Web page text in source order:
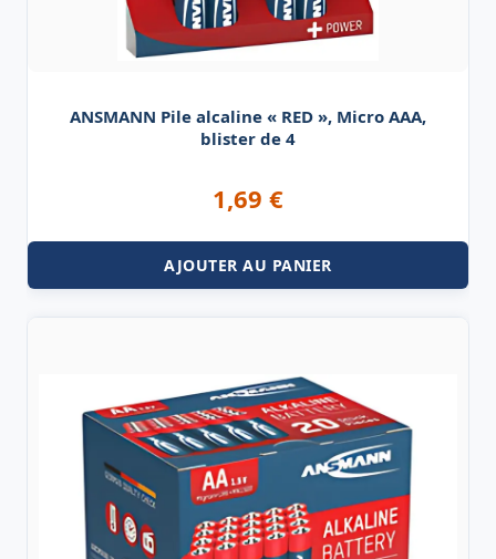
ANSMANN Pile alcaline « RED », Micro AAA,
blister de 4
1,69 €
AJOUTER AU PANIER